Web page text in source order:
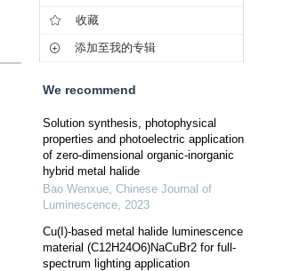
收藏
添加至我的专辑
We recommend
Solution synthesis, photophysical
properties and photoelectric application
of zero-dimensional organic-inorganic
hybrid metal halide
Bao Wenxue, Chinese Journal of
Luminescence, 2023
Cu(I)-based metal halide luminescence
material (C12H24O6)NaCuBr2 for full-
spectrum lighting application